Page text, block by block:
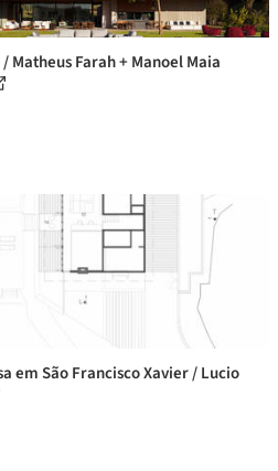
Matheus Farah + Manoel Maia
em São Francisco Xavier / Lucio